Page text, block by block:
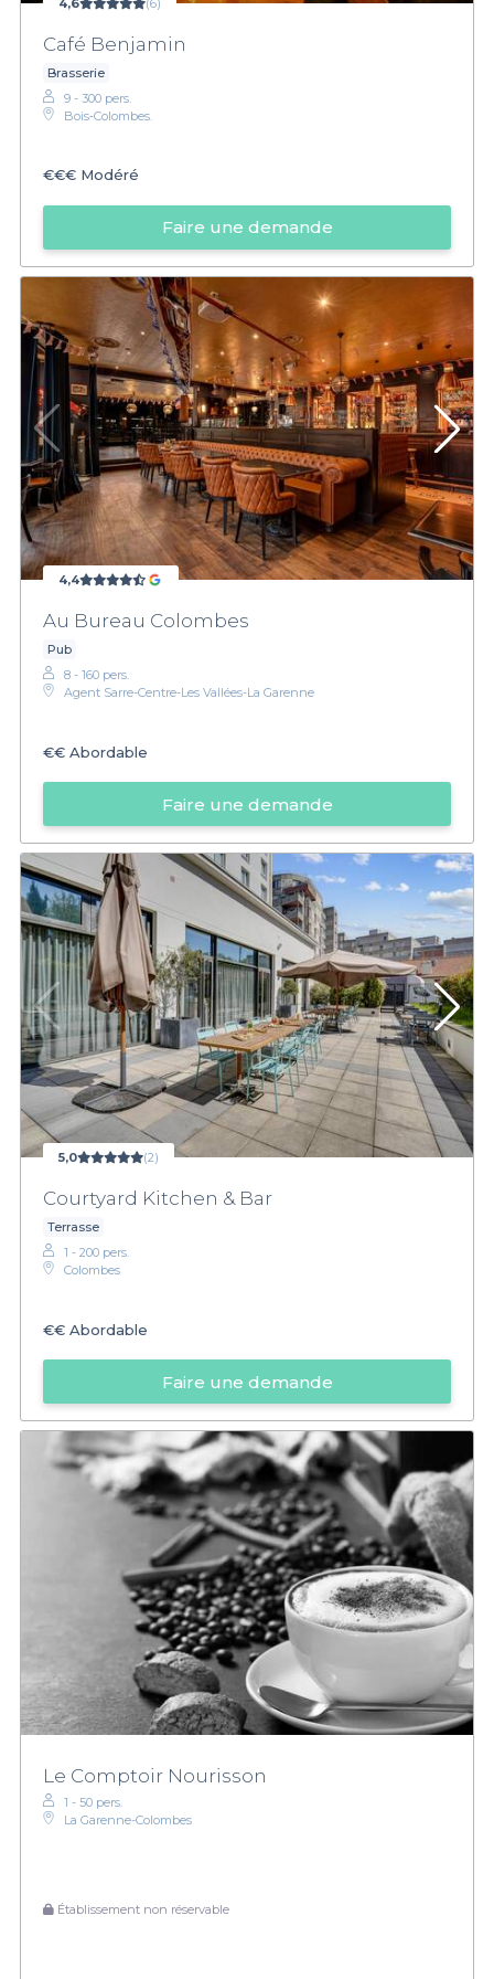
Café Benjamin
Brasserie
9 - 300 pers.
Bois‑Colombes.
€€€ Modéré
Faire une demande
4,4
Au Bureau Colombes
Pub
8 - 160 pers.
Agent Sarre-Centre-Les Vallées-La Garenne
€€ Abordable
Faire une demande
5,0 (2)
Courtyard Kitchen & Bar
Terrasse
1 - 200 pers.
Colombes
€€ Abordable
Faire une demande
Le Comptoir Nourisson
1 - 50 pers.
La Garenne-Colombes
Établissement non réservable